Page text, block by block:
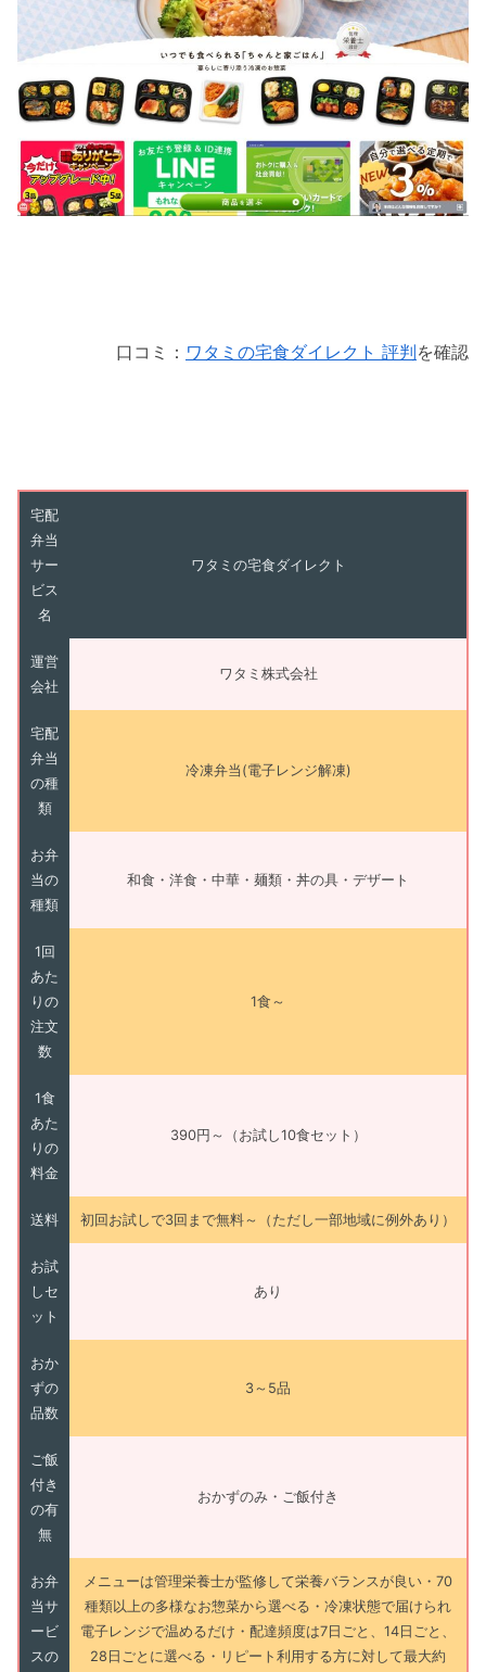
口コミ： ワタミの宅食ダイレクト 評判を確認
宅配
弁当
サー
ビス
名
ワタミの宅食ダイレクト
運営
会社
ワタミ株式会社
宅配
弁当
の種
類
冷凍弁当(電子レンジ解凍)
お弁
当の
種類
和食・洋食・中華・麺類・丼の具・デザート
1回
あた
りの
注文
数
1食～
1食
あた
りの
料金
390円～（お試し10食セット）
送料 初回お試しで3回まで無料～（ただし一部地域に例外あり）
お試
しセ
ット
あり
おか
ずの
品数
3～5品
ご飯
付き
の有
無
おかずのみ・ご飯付き
お弁
当サ
ービ
スの
メニューは管理栄養士が監修して栄養バランスが良い・70
種類以上の多様なお惣菜から選べる・冷凍状態で届けられ
電子レンジで温めるだけ・配達頻度は7日ごと、14日ごと、
28日ごとに選べる・リピート利用する方に対して最大約